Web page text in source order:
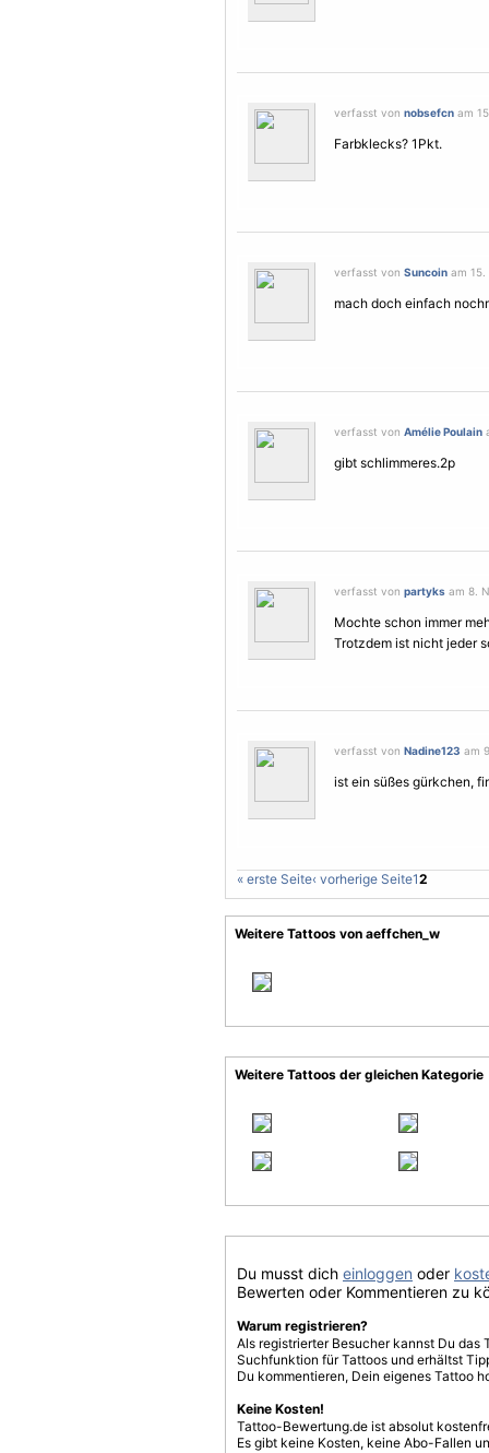
verfasst von nobsefcn am
Farbklecks? 1Pkt.
verfasst von Suncoin am 15.
mach doch einfach
verfasst von Amélie Poulain
gibt schlimmeres.2p
verfasst von partyks am 8.
Mochte schon immer
Trotzdem ist nicht jeder
verfasst von Nadine123 am
ist ein süßes gürkchen,
« erste Seite‹ vorherige Seite12
Weitere Tattoos von aeffchen_w
Weitere Tattoos der gleichen Kategorie
Du musst dich einloggen oder
Bewerten oder Kommentieren zu
Warum registrieren?
Als registrierter Besucher kannst Du
Suchfunktion für Tattoos und erhältst
Du kommentieren, Dein eigenes Tattoo
Keine Kosten!
Tattoo-Bewertung.de ist absolut
Es gibt keine Kosten, keine Abo-Fallen